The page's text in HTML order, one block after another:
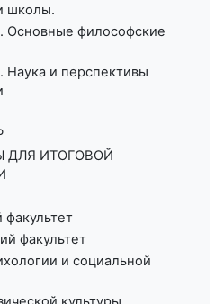
школы.
Основные философские
Наука и перспективы
ДЛЯ ИТОГОВОЙ
факультет
факультет
и социальной